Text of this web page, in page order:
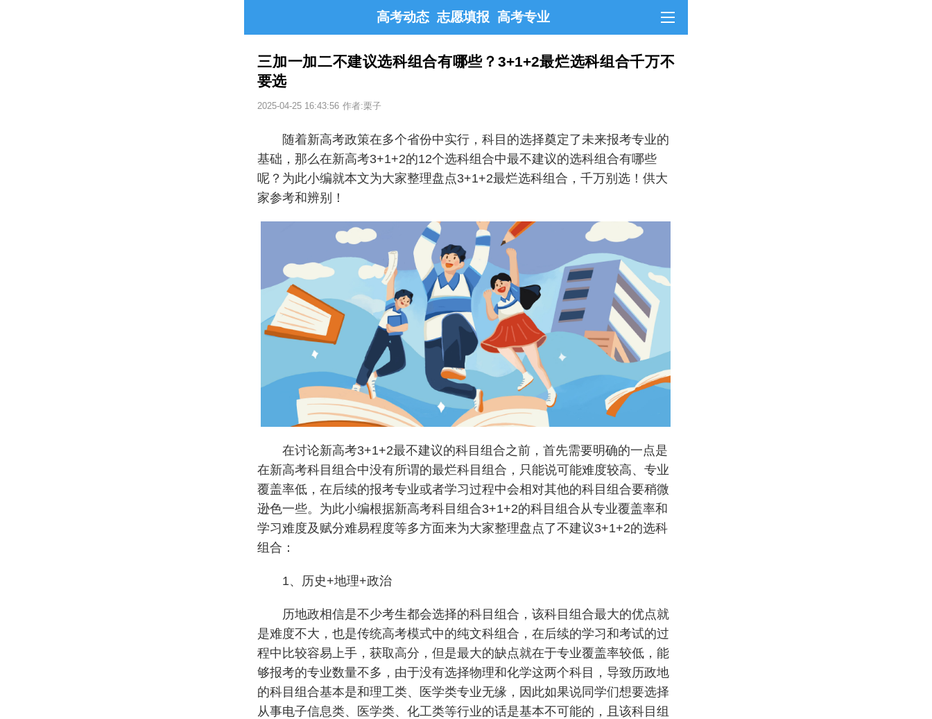
高考动态 志愿填报 高考专业
三加一加二不建议选科组合有哪些？3+1+2最烂选科组合千万不
要选
2025-04-25 16:43:56 作者:栗子
随着新高考政策在多个省份中实行，科目的选择奠定了未来报考专业的
基础，那么在新高考3+1+2的12个选科组合中最不建议的选科组合有哪些
呢？为此小编就本文为大家整理盘点3+1+2最烂选科组合，千万别选！供大
家参考和辨别！
在讨论新高考3+1+2最不建议的科目组合之前，首先需要明确的一点是
在新高考科目组合中没有所谓的最烂科目组合，只能说可能难度较高、专业
覆盖率低，在后续的报考专业或者学习过程中会相对其他的科目组合要稍微
逊色一些。为此小编根据新高考科目组合3+1+2的科目组合从专业覆盖率和
学习难度及赋分难易程度等多方面来为大家整理盘点了不建议3+1+2的选科
组合：
1、历史+地理+政治
历地政相信是不少考生都会选择的科目组合，该科目组合最大的优点就
是难度不大，也是传统高考模式中的纯文科组合，在后续的学习和考试的过
程中比较容易上手，获取高分，但是最大的缺点就在于专业覆盖率较低，能
够报考的专业数量不多，由于没有选择物理和化学这两个科目，导致历政地
的科目组合基本是和理工类、医学类专业无缘，因此如果说同学们想要选择
从事电子信息类、医学类、化工类等行业的话是基本不可能的，且该科目组